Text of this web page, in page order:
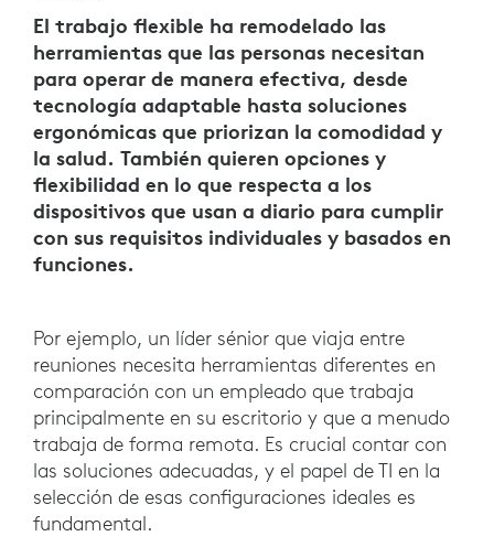
El trabajo flexible ha remodelado las
herramientas que las personas necesitan
para operar de manera efectiva, desde
tecnología adaptable hasta soluciones
ergonómicas que priorizan la comodidad y
la salud. También quieren opciones y
flexibilidad en lo que respecta a los
dispositivos que usan a diario para cumplir
con sus requisitos individuales y basados en
funciones.
Por ejemplo, un líder sénior que viaja entre
reuniones necesita herramientas diferentes en
comparación con un empleado que trabaja
principalmente en su escritorio y que a menudo
trabaja de forma remota. Es crucial contar con
las soluciones adecuadas, y el papel de TI en la
selección de esas configuraciones ideales es
fundamental.